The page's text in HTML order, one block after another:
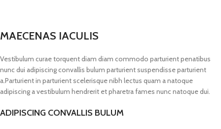
MAECENAS IACULIS
Vestibulum curae torquent diam diam commodo parturient penatibus
nunc dui adipiscing convallis bulum parturient suspendisse parturient
a.Parturient in parturient scelerisque nibh lectus quam a natoque
adipiscing a vestibulum hendrerit et pharetra fames nunc natoque dui.
ADIPISCING CONVALLIS BULUM